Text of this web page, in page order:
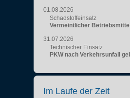
01.08.2026
Schadstoffeinsatz
Vermeintlicher
31.07.2026
Technischer Einsatz
PKW nach Verkehrsunfall
Im Laufe der Zeit